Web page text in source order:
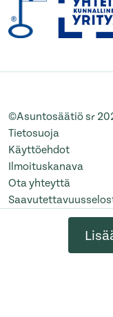
©Asuntosäätiö sr
Tietosuoja
Käyttöehdot
Ilmoituskanava
Ota yhteyttä
Muuta